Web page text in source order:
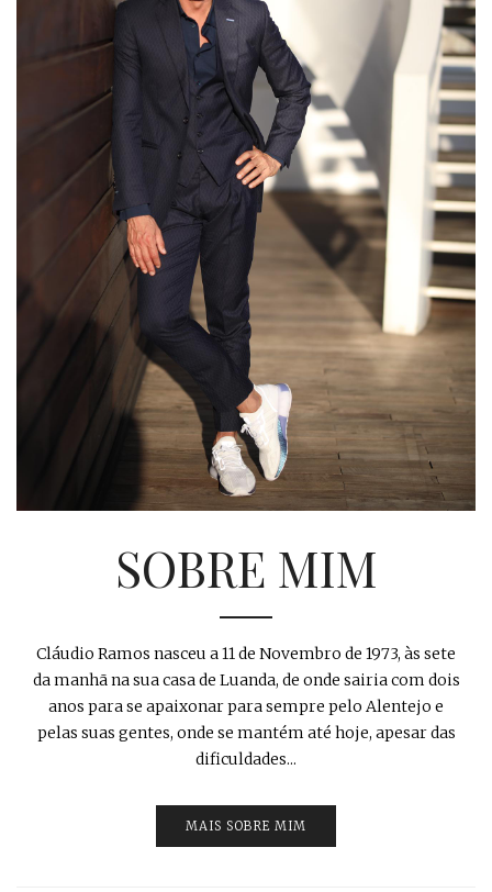
SOBRE MIM
Cláudio Ramos nasceu a 11 de Novembro de 1973, às sete
da manhã na sua casa de Luanda, de onde sairia com dois
anos para se apaixonar para sempre pelo Alentejo e
pelas suas gentes, onde se mantém até hoje, apesar das
dificuldades...
MAIS SOBRE MIM